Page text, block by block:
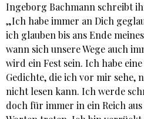
Ingeborg Bachmann schreibt
„Ich habe immer an Dich
ich glauben bis ans Ende
wann sich unsere Wege auch
wird ein Fest sein. Ich habe
Gedichte, die ich vor mir sehe,
nicht lesen kann. Ich werde
doch für immer in ein Reich